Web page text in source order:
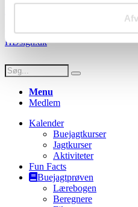
© Copyright FADB - All Rights
HDsign.dk
Menu
Medlem
Kalender
Buejagtkurser
Jagtkurser
Aktiviteter
Fun Facts
Buejagtprøven
Lærebogen
Beregnere